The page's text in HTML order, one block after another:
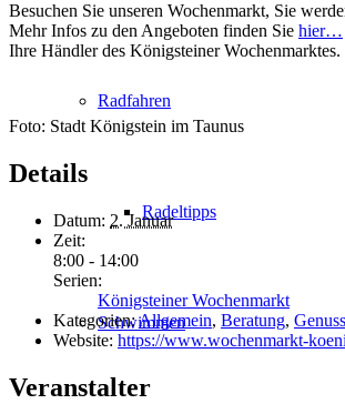
Radfahren
Radeltipps
Schwimmen
Besuchen Sie unseren Wochenmarkt, Sie
Mehr Infos zu den Angeboten finden Sie hier…
Ihre Händler des Königsteiner Wochenmarktes.
Foto: Stadt Königstein im Taunus
Details
Datum: 2. Januar
Zeit:
8:00 - 14:00
Serien:
Königsteiner Wochenmarkt
Kategorien:Allgemein, Beratung, Genuss
Website: https://www.wochenmarkt-
Veranstalter